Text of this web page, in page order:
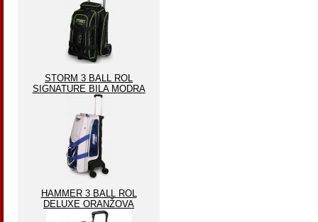
STORM 3 BALL ROL
SIGNATURE BILA MODRA
HAMMER 3 BALL ROL
DELUXE ORANŽOVA